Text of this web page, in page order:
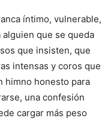
íntimo, vulnerable,
que se queda
que insisten, que
intensas y coros que
himno honesto para
una confesión
cargar más peso